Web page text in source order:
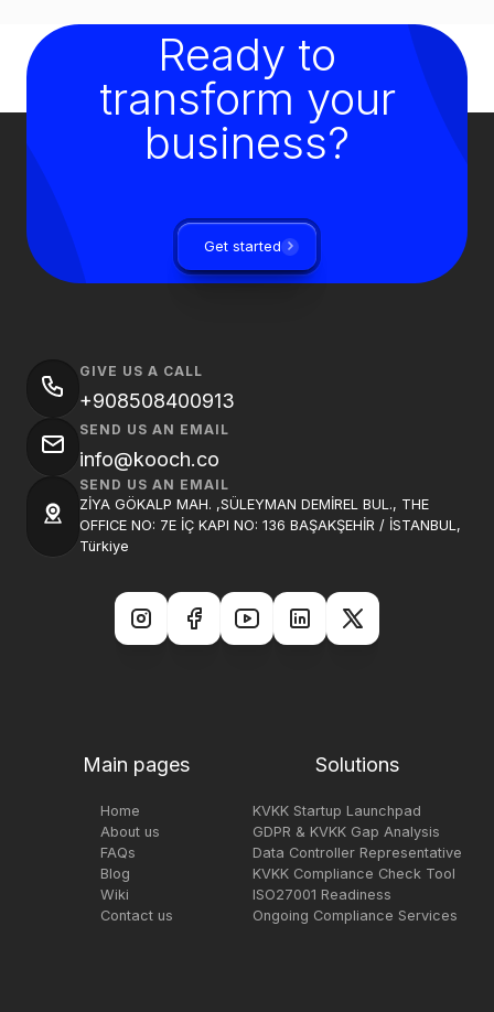
Ready to
transform your
business?
Get started
Main pages
Home
About us
FAQs
Blog
Wiki
Contact us
Solutions
KVKK Startup Launchpad
GDPR & KVKK Gap Analysis
Data Controller Representative
KVKK Compliance Check Tool
ISO27001 Readiness
Ongoing Compliance Services
GIVE US A CALL
+908508400913
SEND US AN EMAIL
info@kooch.co
SEND US AN EMAIL
ZİYA GÖKALP MAH. ,SÜLEYMAN DEMİREL BUL., THE
OFFICE NO: 7E İÇ KAPI NO: 136 BAŞAKŞEHİR / İSTANBUL,
Türkiye